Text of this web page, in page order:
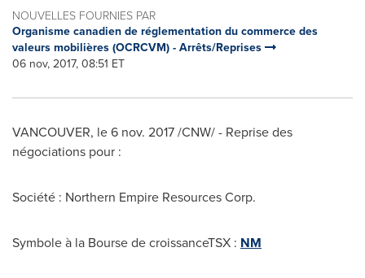
NOUVELLES FOURNIES PAR
Organisme canadien de réglementation du commerce des
valeurs mobilières (OCRCVM) - Arrêts/Reprises
06 nov, 2017, 08:51 ET
VANCOUVER, le 6 nov. 2017 /CNW/ - Reprise des
négociations pour :
Société : Northern Empire Resources Corp.
Symbole à la Bourse de croissanceTSX : NM